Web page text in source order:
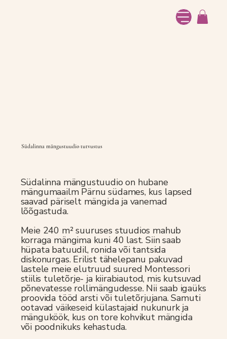
Südalinna mängustuudio tutvustus
Südalinna mängustuudio on hubane
mängumaailm Pärnu südames, kus lapsed
saavad päriselt mängida ja vanemad
lõõgastuda.
Meie 240 m² suuruses stuudios mahub
korraga mängima kuni 40 last. Siin saab
hüpata batuudil, ronida või tantsida
diskonurgas. Erilist tähelepanu pakuvad
lastele meie elutruud suured Montessori
stiilis tuletõrje- ja kiirabiautod, mis kutsuvad
põnevatesse rollimängudesse. Nii saab igaüks
proovida tööd arsti või tuletõrjujana. Samuti
ootavad väikeseid külastajaid nukunurk ja
mänguköök, kus on tore kohvikut mängida
või poodnikuks kehastuda.